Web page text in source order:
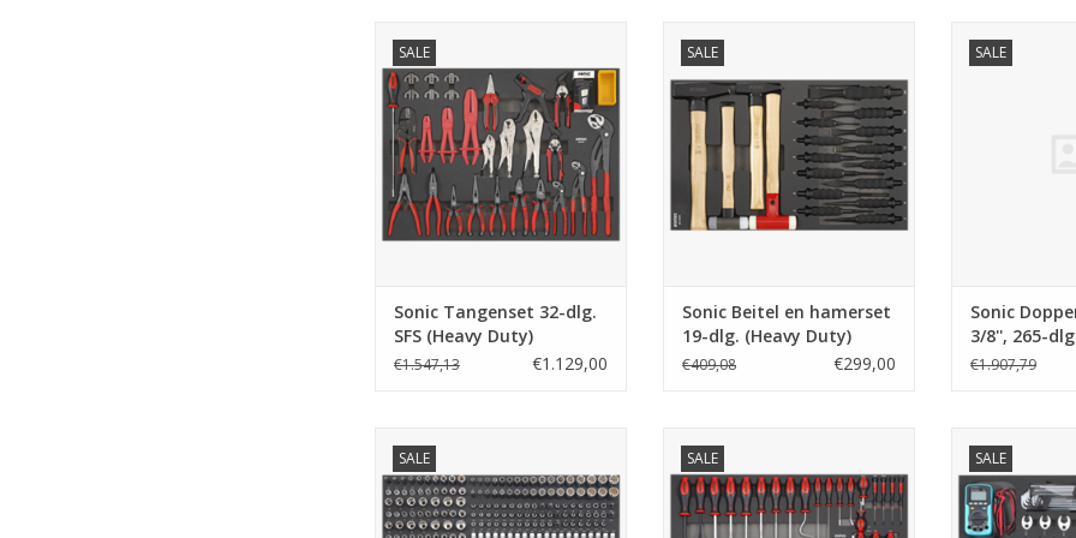
SALE
TOEVOEGEN AAN WINKELWAGEN
Sonic Tangenset 32-dlg.
SFS (Heavy Duty)
€1.547,13 €1.129,00
SALE
TOEVOEGEN AAN WINKELWAGEN
Sonic Beitel en hamerset
19-dlg. (Heavy Duty)
€409,08 €299,00
SALE
Sonic
3/8'', 265-
€1.907,79
SALE
TOEVOEGEN AAN WINKELWAGEN
SALE
TOEVOEGEN AAN WINKELWAGEN
SALE
TOEVOEGEN